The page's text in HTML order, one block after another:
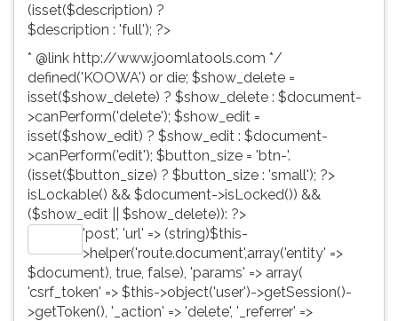
(isset($description) ?
$description : 'full'); ?>
* @link http://www.joomlatools.com */
defined('KOOWA') or die; $show_delete =
isset($show_delete) ? $show_delete : $document-
>canPerform('delete'); $show_edit =
isset($show_edit) ? $show_edit : $document-
>canPerform('edit'); $button_size = 'btn-'.
(isset($button_size) ? $button_size : 'small'); ?>
isLockable() && $document->isLocked()) &&
($show_edit || $show_delete)): ?>
'post', 'url' => (string)$this-
>helper('route.document',array('entity' =>
$document), true, false), 'params' => array(
'csrf_token' => $this->object('user')->getSession()-
>getToken(), '_action' => 'delete', '_referrer' =>